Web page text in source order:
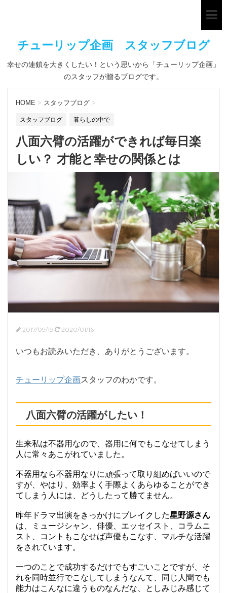
チューリップ企画 スタッフブログ
幸せの連鎖を大きくしたい！という思いから「チューリップ企画」
のスタッフが贈るブログです。
HOME > スタッフブログ >
スタッフブログ 暮らしの中で
八面六臂の活躍ができれば毎日楽
しい？ 才能と幸せの関係とは
2017/09/19 2020/01/16
いつもお読みいただき、ありがとうございます。
チューリップ企画スタッフのわかです。
八面六臂の活躍がしたい！
生来私は不器用なので、器用に何でもこなせてしまう
人に常々あこがれていました。
不器用なら不器用なりに頑張って取り組めばいいので
すが、やはり、効率よく手際よくあらゆることができ
てしまう人には、どうしたって勝てません。
昨年ドラマ出演をきっかけにブレイクした星野源さん
は、ミュージシャン、俳優、エッセイスト、コラムニ
スト、コントもこなせば声優もこなす、マルチな活躍
をされています。
一つのことで成功するだけでもすごいことですが、そ
れを同時並行でこなしてしまうなんて、同じ人間でも
能力はこんなに違うものなんだな、としみじみ感じて